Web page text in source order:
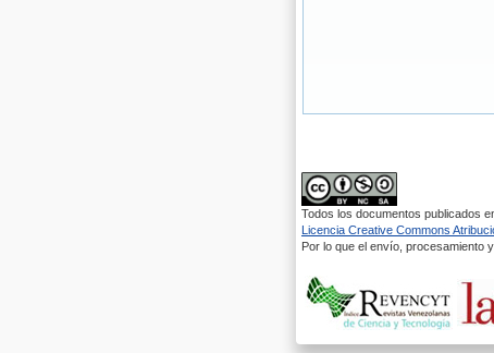
Todos los documentos publicados
Licencia Creative Commons
Por lo que el envío, procesamiento